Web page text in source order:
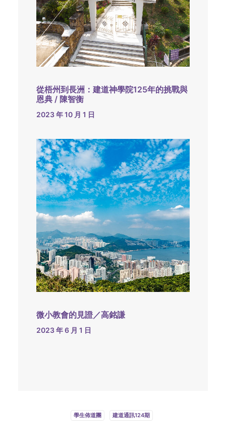
從梧州到長洲：建道神學院125年的挑戰與
恩典 / 陳智衡
2023 年 10 月 1 日
微小教會的見證／高銘謙
2023 年 6 月 1 日
學生佈道團 建道通訊124期